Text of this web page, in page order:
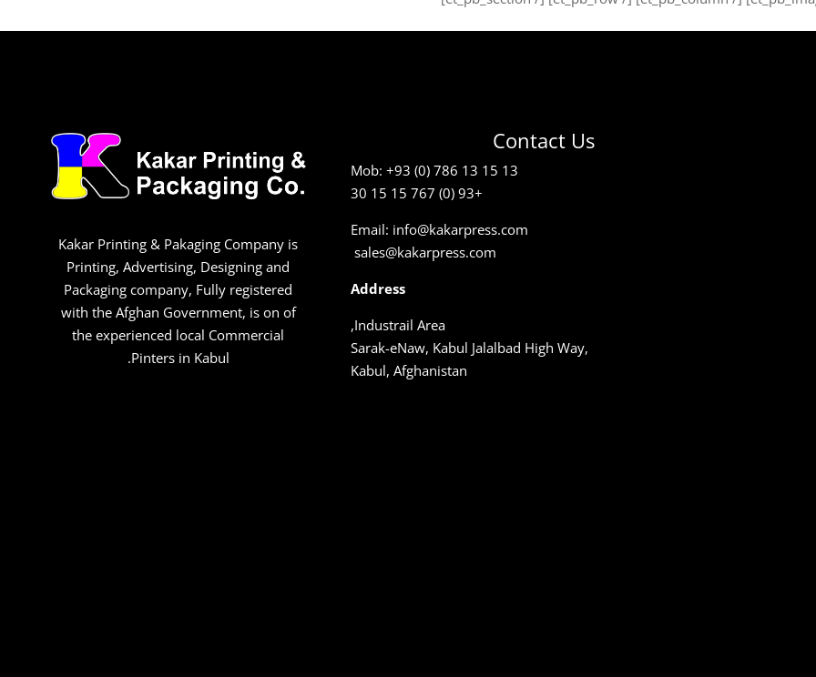
Kakar Printing & Pakaging Company is
Printing, Advertising, Designing and
Packaging company, Fully registered
with the Afghan Government, is on of
the experienced local Commercial
Pinters in Kabul.
Contact Us
Mob: +93 (0) 786 13 15 13
+93 (0) 767 15 15 30
Email: info@kakarpress.com
sales@kakarpress.com
Address
Industrail Area,
Sarak-eNaw, Kabul Jalalbad High Way,
Kabul, Afghanistan